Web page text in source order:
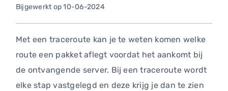
Bijgewerkt op 10-06-2024
Met een traceroute kan je te weten komen welke
route een pakket aflegt voordat het aankomt bij
de ontvangende server. Bij een traceroute wordt
elke stap vastgelegd en deze krijg je dan te zien